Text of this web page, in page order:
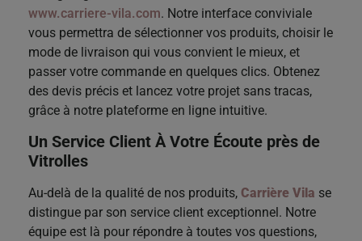
www.carriere-vila.com. Notre interface conviviale
vous permettra de sélectionner vos produits, choisir le
mode de livraison qui vous convient le mieux, et
passer votre commande en quelques clics. Obtenez
des devis précis et lancez votre projet sans tracas,
grâce à notre plateforme en ligne intuitive.
Un Service Client À Votre Écoute près de
Vitrolles
Au-delà de la qualité de nos produits, Carrière Vila se
distingue par son service client exceptionnel. Notre
équipe est là pour répondre à toutes vos questions,